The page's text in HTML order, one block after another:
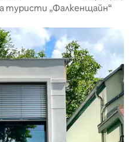
туристи „Фалкенщайн“